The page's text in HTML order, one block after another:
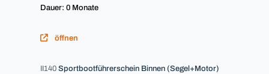
Dauer: 0 Monate
öffnen
II140 Sportbootführerschein Binnen (Segel+Motor)